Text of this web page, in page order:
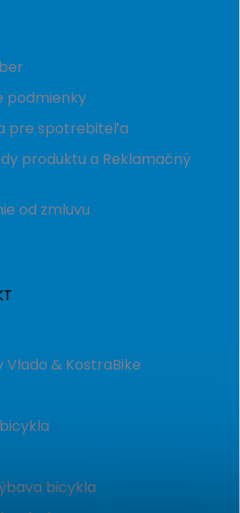
podmienky
pre spotrebiteľa
produktu a Reklamačný
od zmluvu
Vlado & KostraBike
bicykla